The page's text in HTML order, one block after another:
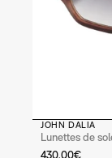
JOHN DALIA
Lunettes de
430,00€